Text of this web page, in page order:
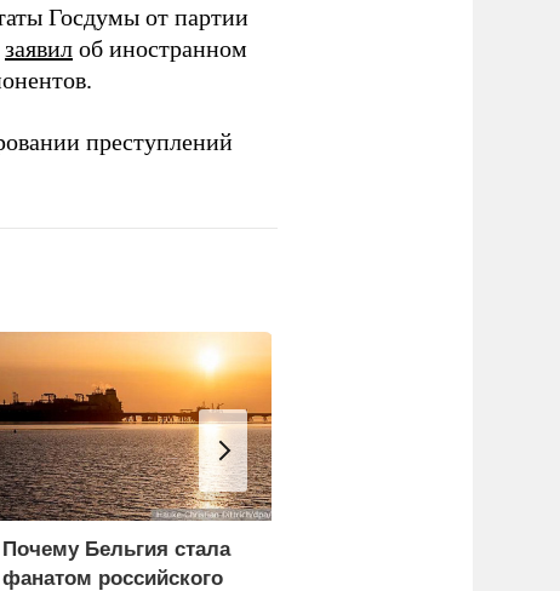
Госдумы от партии
заявил об иностранном
преступлений
Почему Бельгия стала
фанатом российского